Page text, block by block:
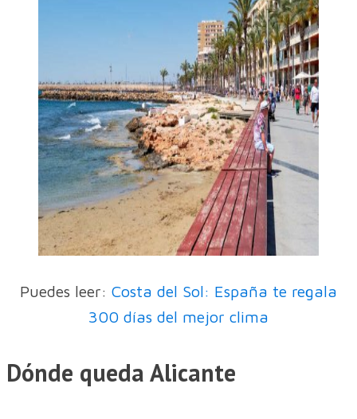
Puedes leer: Costa del Sol: España te regala
300 días del mejor clima
Dónde queda Alicante